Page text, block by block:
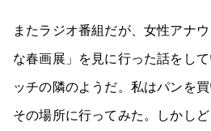
またラジオ番組だが、女性アナ
な春画展」を見に行った話をし
ッチの隣のようだ。私はパンを買
その場所に行ってみた。しかし